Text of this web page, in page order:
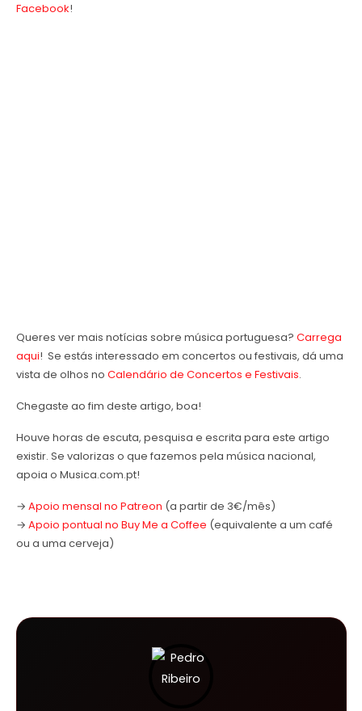
Facebook!
Queres ver mais notícias sobre música portuguesa? Carrega
aqui! Se estás interessado em concertos ou festivais, dá uma
vista de olhos no Calendário de Concertos e Festivais.
Chegaste ao fim deste artigo, boa!
Houve horas de escuta, pesquisa e escrita para este artigo
existir. Se valorizas o que fazemos pela música nacional,
apoia o Musica.com.pt!
→ Apoio mensal no Patreon (a partir de 3€/mês)
→ Apoio pontual no Buy Me a Coffee (equivalente a um café
ou a uma cerveja)